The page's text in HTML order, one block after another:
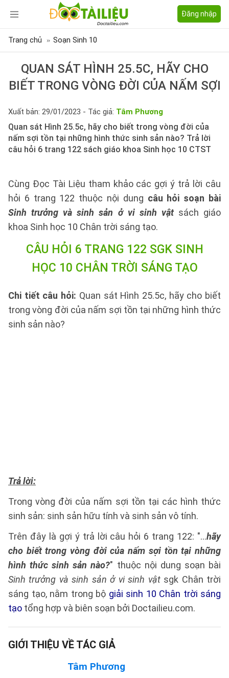
Đăng nhập
Trang chủ Soạn Sinh 10
QUAN SÁT HÌNH 25.5C, HÃY CHO
BIẾT TRONG VÒNG ĐỜI CỦA NẤM SỢI
Xuất bản: 29/01/2023 - Tác giả: Tâm Phương
Quan sát Hình 25.5c, hãy cho biết trong vòng đời của
nấm sợi tồn tại những hình thức sinh sản nào? Trả lời
câu hỏi 6 trang 122 sách giáo khoa Sinh học 10 CTST
Cùng Đọc Tài Liệu tham khảo các gợi ý trả lời câu
hỏi 6 trang 122 thuộc nội dung câu hỏi soạn bài
Sinh trưởng và sinh sản ở vi sinh vật sách giáo
khoa Sinh học 10 Chân trời sáng tạo.
CÂU HỎI 6 TRANG 122 SGK SINH
HỌC 10 CHÂN TRỜI SÁNG TẠO
Chi tiết câu hỏi: Quan sát Hình 25.5c, hãy cho biết
trong vòng đời của nấm sợi tồn tại những hình thức
sinh sản nào?
Trả lời:
Trong vòng đời của nấm sợi tồn tại các hình thức
sinh sản: sinh sản hữu tính và sinh sản vô tính.
Trên đây là gợi ý trả lời câu hỏi 6 trang 122: "...hãy
cho biết trong vòng đời của nấm sợi tồn tại những
hình thức sinh sản nào?" thuộc nội dung soạn bài
Sinh trưởng và sinh sản ở vi sinh vậtsgk Chân trời
sáng tạo, nằm trong bộ giải sinh 10 Chân trời sáng
tạo tổng hợp và biên soạn bởi Doctailieu.com.
GIỚI THIỆU VỀ TÁC GIẢ
Tâm Phương